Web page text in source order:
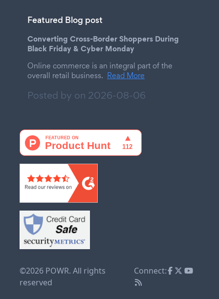
Featured Blog post
Converting Cross-Border Shoppers During
Black Friday & Cyber Monday
Online commerce is an integral part of the
overall retail business. Read More
Posted by on 2026-08-06
©2026 POWR. All rights
reserved
Connect: